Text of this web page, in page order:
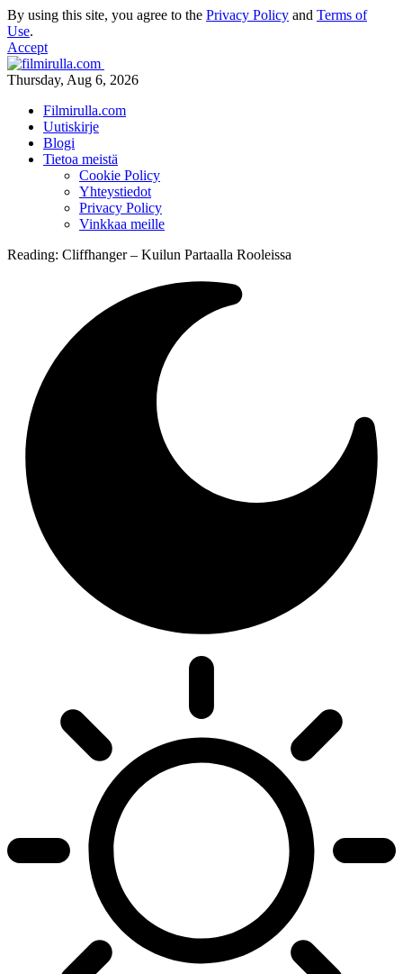
By using this site, you agree to the Privacy Policy and Terms of
Use.
Accept
Thursday, Aug 6, 2026
Filmirulla.com
Uutiskirje
Blogi
Tietoa meistä
Cookie Policy
Yhteystiedot
Privacy Policy
Vinkkaa meille
Reading: Cliffhanger – Kuilun Partaalla Rooleissa